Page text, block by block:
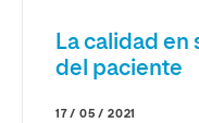
La calidad en
del paciente
17 / 05 / 2021